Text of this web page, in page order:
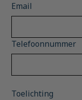
Email
Telefoonnummer
Toelichting